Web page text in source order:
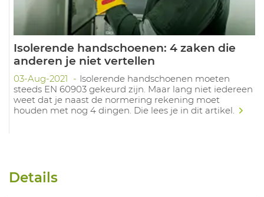
Isolerende handschoenen: 4 zaken die
anderen je niet vertellen
03-Aug-2021
Isolerende handschoenen moeten
steeds EN 60903 gekeurd zijn. Maar lang niet iedereen
weet dat je naast de normering rekening moet
houden met nog 4 dingen. Die lees je in dit artikel.
Details